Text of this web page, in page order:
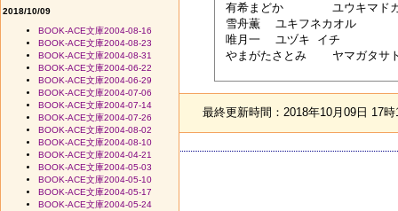
有希まどか	ユウキマドカ
雪舟薫	ユキフネカオル
唯月一	ユヅキ イチ
やまがたさとみ	ヤマガタサトミ
最終更新時間：2018年10月09日 17
2018/10/09
BOOK-ACE文庫2004-08-16
BOOK-ACE文庫2004-08-23
BOOK-ACE文庫2004-08-31
BOOK-ACE文庫2004-06-22
BOOK-ACE文庫2004-06-29
BOOK-ACE文庫2004-07-06
BOOK-ACE文庫2004-07-14
BOOK-ACE文庫2004-07-26
BOOK-ACE文庫2004-08-02
BOOK-ACE文庫2004-08-10
BOOK-ACE文庫2004-04-21
BOOK-ACE文庫2004-05-03
BOOK-ACE文庫2004-05-10
BOOK-ACE文庫2004-05-17
BOOK-ACE文庫2004-05-24